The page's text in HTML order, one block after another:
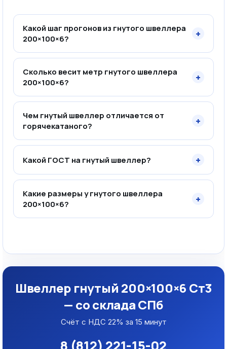
Какой шаг прогонов из гнутого швеллера
200×100×6?
+
Сколько весит метр гнутого швеллера
200×100×6?
+
Чем гнутый швеллер отличается от
горячекатаного?
+
Какой ГОСТ на гнутый швеллер? +
Какие размеры у гнутого швеллера
200×100×6?
+
Швеллер гнутый 200×100×6 Ст3
— со склада СПб
Счёт с НДС 22% за 15 минут